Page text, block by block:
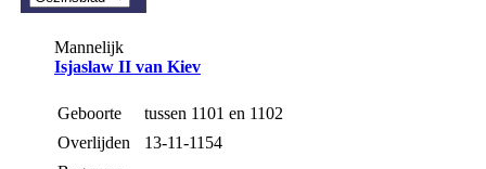
Mannelijk
Isjaslaw II van Kiev
Geboorte
tussen 1101 en 1102
Overlijden
13-11-1154